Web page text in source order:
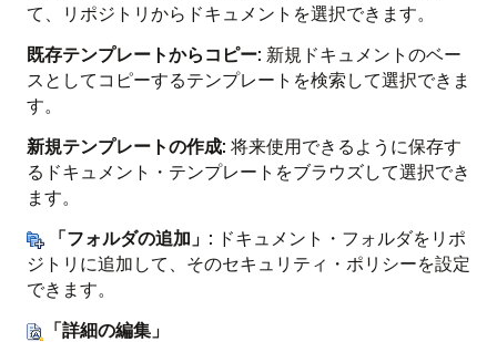
て、リポジトリからドキュメントを選択できます。
既存テンプレートからコピー: 新規ドキュメントのベー
スとしてコピーするテンプレートを検索して選択できま
す。
新規テンプレートの作成: 将来使用できるように保存す
るドキュメント・テンプレートをブラウズして選択でき
ます。
「フォルダの追加」 : ドキュメント・フォルダをリポ
ジトリに追加して、そのセキュリティ・ポリシーを設定
できます。
「詳細の編集」